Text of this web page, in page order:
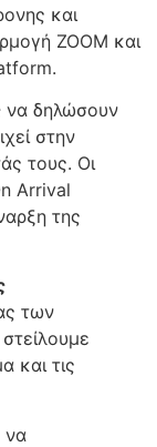
και
ZOOM και
να δηλώσουν
στην
τους. Οι
Arrival
της
των
και τις
να